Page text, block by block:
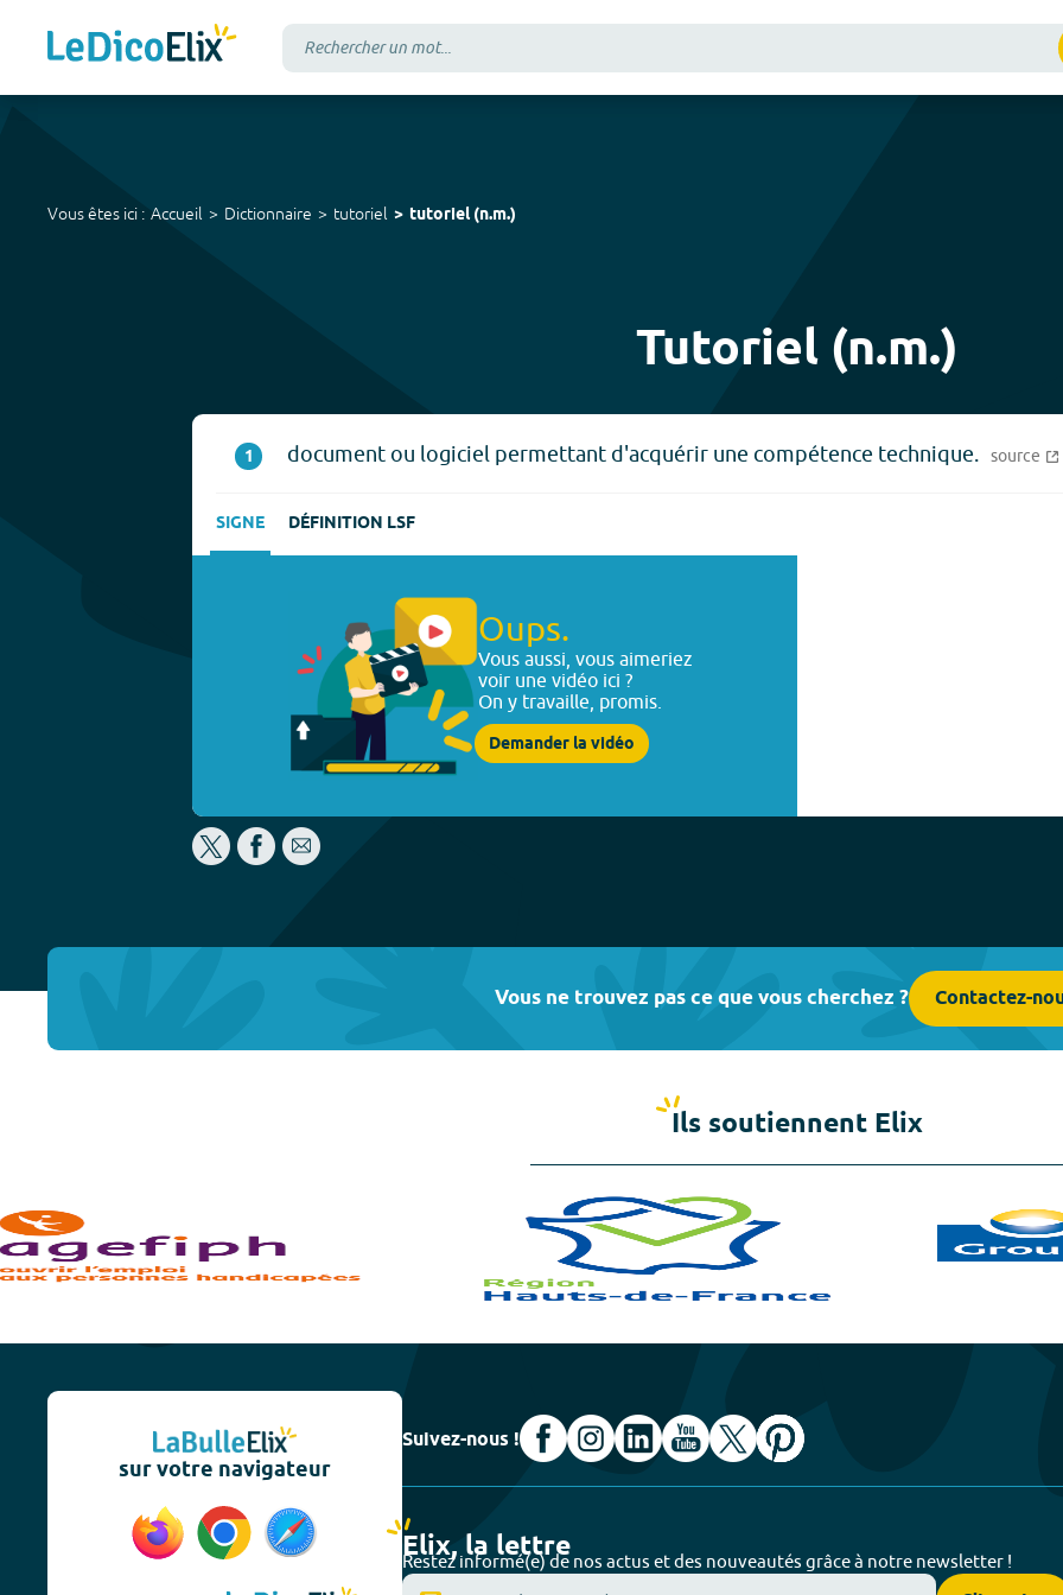
Vous êtes ici : Accueil Dictionnaire tutoriel tutoriel(n.m.)
Tutoriel (n.m.)
1 document ou logiciel permettant d'acquérir une compétence technique. source
SIGNE DÉFINITION LSF
Oups.
Vous aussi, vous aimeriez
voir une vidéo ici ?
On y travaille, promis.
Demander la vidéo
Vous ne trouvez pas ce que vous cherchez ? Contactez-
Ils soutiennent Elix
sur votre navigateur
Suivez-nous !
Elix, la lettre
Restez informé(e) de nos actus et des nouveautés grâce à notre newsletter !